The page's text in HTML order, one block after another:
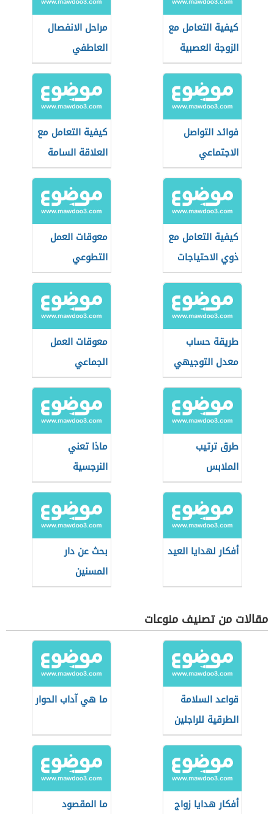
كيفية التعامل مع
الزوجة العصبية
مراحل الانفصال
العاطفي
فوائد التواصل
الاجتماعي
كيفية التعامل مع
العلاقة السامة
كيفية التعامل مع
ذوي الاحتياجات
الخاصة
معوقات العمل
التطوعي
طريقة حساب
معدل التوجيهي
معوقات العمل
الجماعي
طرق ترتيب
الملابس
ماذا تعني
النرجسية
أفكار لهدايا العيد
بحث عن دار
المسنين
مقالات من تصنيف منوعات
قواعد السلامة
الطرقية للراجلين
ما هي آداب الحوار
أفكار هدايا زواج
ما المقصود